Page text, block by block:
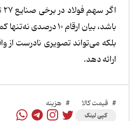
باشد، بیان ارقام 10
بلکه می‌تواند تصویری نادرست از
ارائه دهد.
# قیمت کالا # هزینه
کپی لینک